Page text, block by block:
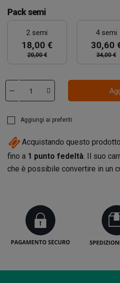
Pack semi
2 semi
18,00 €
20,00 €
4 semi
30,60
34,00 €
Aggiungi ai preferiti
Acquistando questo
fino a 1 punto fedeltà. Il suo
che è possibile convertire in un